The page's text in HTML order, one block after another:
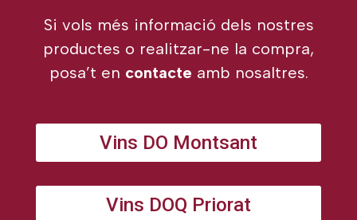
Si vols més informació dels nostres
productes o realitzar-ne la compra,
posa’t en contacte amb nosaltres.
Vins DO Montsant
Vins DOQ Priorat